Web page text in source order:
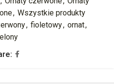
, Wszystkie produkty
, fioletowy, ornat,